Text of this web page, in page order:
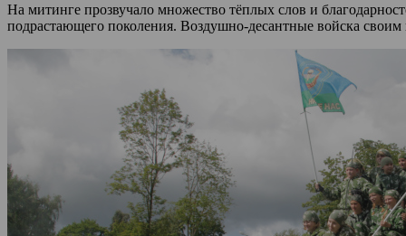
На митинге прозвучало множество тёплых слов и
подрастающего поколения. Воздушно-десантные войска